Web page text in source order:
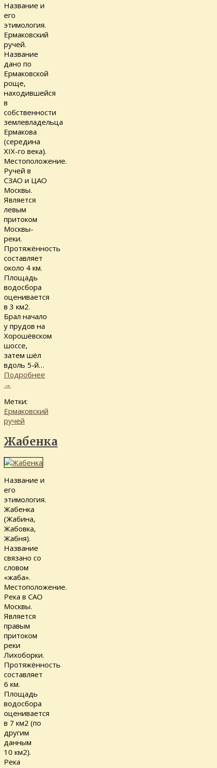
Название и
его
этимология.
Ермаковский
ручей.
Название
дано по
Ермаковской
роще,
находившейся
в
собственности
землевладельца
Ермакова
(середина
XIX-го века).
Местоположение.
Ручей в
СЗАО и ЦАО
Москвы.
Является
левым
притоком
Москвы-
реки.
Протяжённость
составляет
около 4 км.
Площадь
водосбора
оценивается
в 3 км2.
Брал начало
у прудов на
Хорошёвском
шоссе,
затем шёл
вдоль 5-й…
Подробнее
→
Метки:
Ермаковский
ручей
Жабенка
Название и
его
этимология.
Жабенка
(Жабина,
Жабовка,
Жабня).
Название
связано со
словом
«жаба».
Местоположение.
Река в САО
Москвы.
Является
правым
притоком
реки
Лихоборки.
Протяжённость
составляет
6 км.
Площадь
водосбора
оценивается
в 7 км2 (по
другим
данным
10 км2).
Река